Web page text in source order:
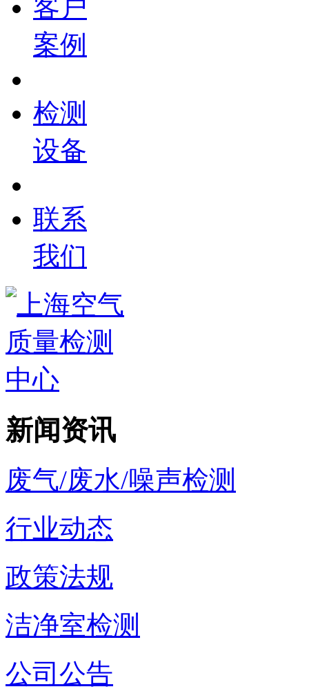
客户
案例
检测
设备
联系
我们
新闻资讯
废气/废水/噪声检测
行业动态
政策法规
洁净室检测
公司公告